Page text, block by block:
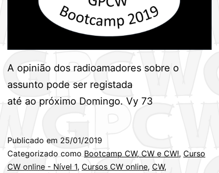
A opinião dos radioamadores sobre o
assunto pode ser registada
até ao próximo Domingo. Vy 73
Publicado em 25/01/2019
Categorizado como Bootcamp CW, CW e CW!, Curso
CW online - Nível 1, Cursos CW online, CW,